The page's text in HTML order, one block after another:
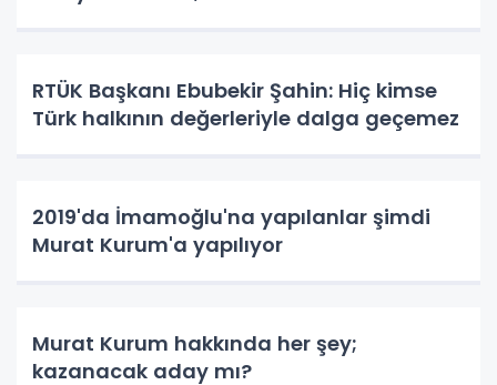
RTÜK Başkanı Ebubekir Şahin: Hiç kimse
Türk halkının değerleriyle dalga geçemez
2019'da İmamoğlu'na yapılanlar şimdi
Murat Kurum'a yapılıyor
Murat Kurum hakkında her şey;
kazanacak aday mı?